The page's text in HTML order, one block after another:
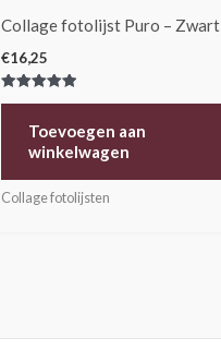
Collage fotolijst Puro – Zwart
€16,25
Gewaardeerd
Toevoegen aan
winkelwagen
Collage fotolijsten